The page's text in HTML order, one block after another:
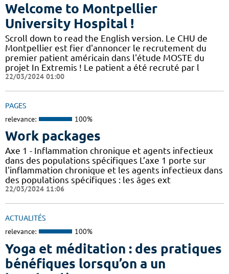
Welcome to Montpellier
University Hospital !
Scroll down to read the English version. Le CHU de
Montpellier est fier d'annoncer le recrutement du
premier patient américain dans l'étude MOSTE du
projet In Extremis ! Le patient a été recruté par l
22/03/2024 01:00
PAGES
relevance: 100%
Work packages
Axe 1 - Inflammation chronique et agents infectieux
dans des populations spécifiques L’axe 1 porte sur
l'inflammation chronique et les agents infectieux dans
des populations spécifiques : les âges ext
22/03/2024 11:06
ACTUALITÉS
relevance: 100%
Yoga et méditation : des pratiques
bénéfiques lorsqu’on a un